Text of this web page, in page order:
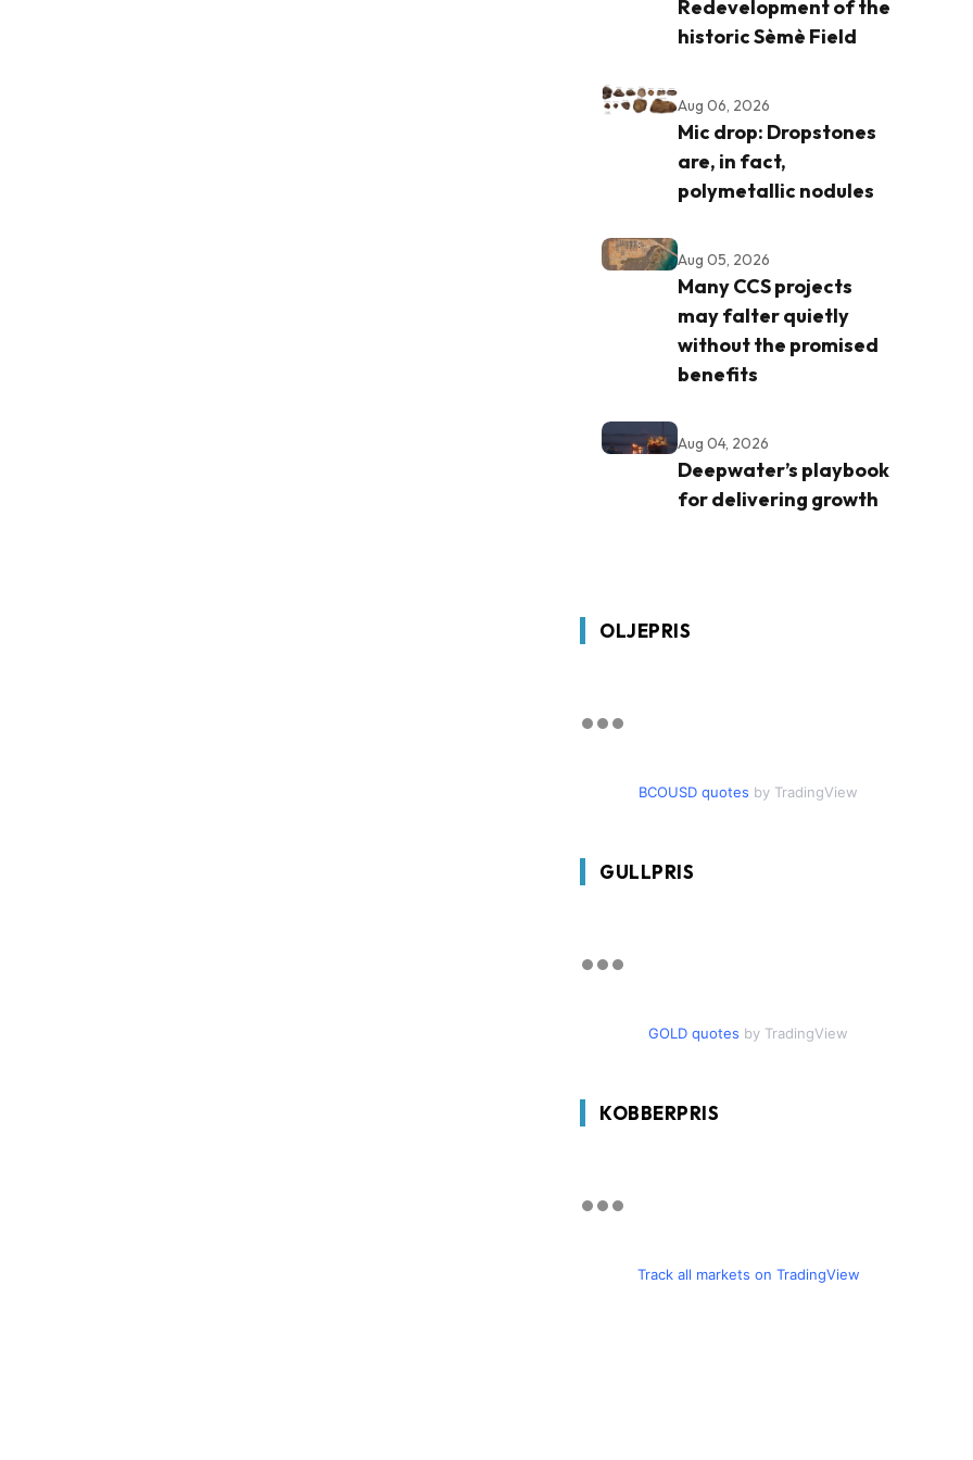
Redevelopment of the
historic Sèmè Field
Aug 06, 2026
Mic drop: Dropstones
are, in fact,
polymetallic nodules
Aug 05, 2026
Many CCS projects
may falter quietly
without the promised
benefits
Aug 04, 2026
Deepwater’s playbook
for delivering growth
OLJEPRIS
BCOUSD quotes by TradingView
GULLPRIS
GOLD quotes by TradingView
KOBBERPRIS
Track all markets on TradingView